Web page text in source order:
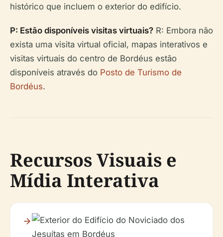
histórico que incluem o exterior do edifício.
P: Estão disponíveis visitas virtuais? R: Embora não
exista uma visita virtual oficial, mapas interativos e
visitas virtuais do centro de Bordéus estão
disponíveis através do Posto de Turismo de
Bordéus.
Recursos Visuais e
Mídia Interativa